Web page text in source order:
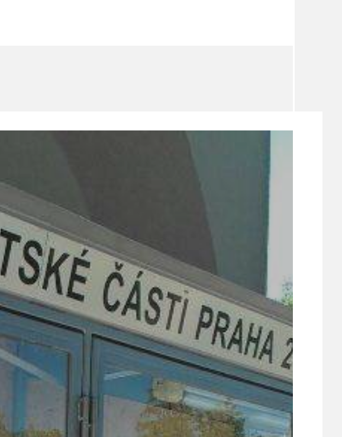
SOUTĚŽE
PŘEDPISY
UDRŽITELNOST
ÚJEZDSKÉ JEDNOSMĚRKY
ÚJEZDSKÝ ZPRAVODAJ